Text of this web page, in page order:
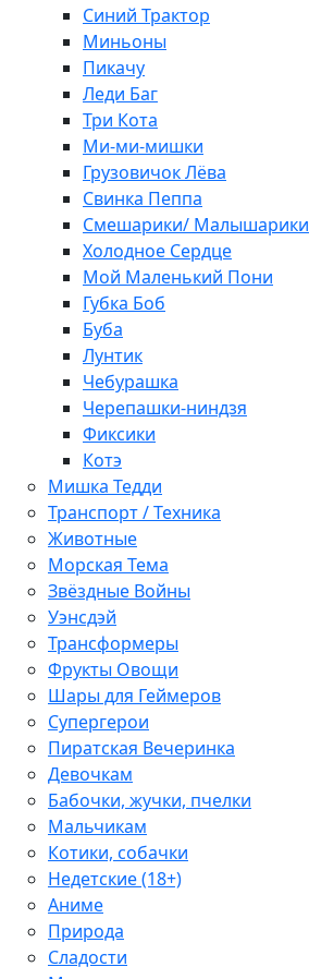
Синий Трактор
Миньоны
Пикачу
Леди Баг
Три Кота
Ми-ми-мишки
Грузовичок Лёва
Свинка Пеппа
Смешарики/ Малышарики
Холодное Сердце
Мой Маленький Пони
Губка Боб
Буба
Лунтик
Чебурашка
Черепашки-ниндзя
Фиксики
Котэ
Мишка Тедди
Транспорт / Техника
Животные
Морская Тема
Звёздные Войны
Уэнсдэй
Трансформеры
Фрукты Овощи
Шары для Геймеров
Супергерои
Пиратская Вечеринка
Девочкам
Бабочки, жучки, пчелки
Мальчикам
Котики, собачки
Недетские (18+)
Аниме
Природа
Сладости